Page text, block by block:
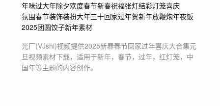
年味过大年除夕欢度春节新春祝福张灯结彩灯笼喜庆
氛围春节装饰装扮大年三十回家过年贺新年放鞭炮年夜饭
2025团圆饺子新年素材
光厂(VJshi)视频提供2025新春春节回家过年喜庆大合集元
旦视频素材下载，适用于新年，春节，过年，红灯笼，中
国年等主题的内容创作。